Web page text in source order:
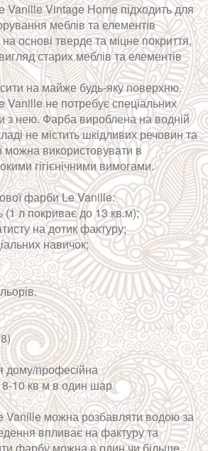
Vintage Home підходить для
меблів та елементів
основі тверде та міцне покриття,
старих меблів та елементів
на майже будь-яку поверхню.
не потребує спеціальних
з нею. Фарба вироблена на водній
не містить шкідливих речовин та
можна використовувати в
гігієнічними вимогами.
фарби Le Vanille:
(1 л покриває до 13 кв.м);
на дотик фактуру;
навичок;
дому/професійна
10 кв м в один шар
Vanille можна розбавляти водою за
впливає на фактуру та